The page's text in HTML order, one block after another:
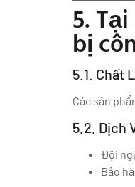
5.
bị
5.1. Chất
Các sản
5.2. Dịch
Đội
Bảo